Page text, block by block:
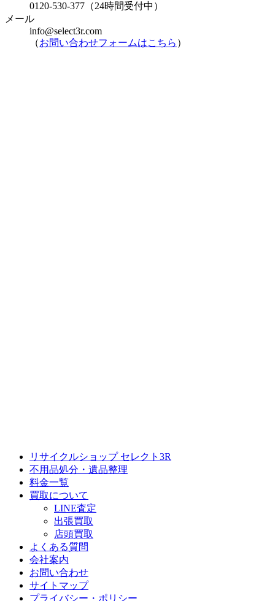
0120-530-377（24時間受付中）
メール
info@select3r.com
（お問い合わせフォームはこちら ）
リサイクルショップ セレクト3R
不用品処分・遺品整理
料金一覧
買取について
LINE査定
出張買取
店頭買取
よくある質問
会社案内
お問い合わせ
サイトマップ
プライバシー・ポリシー